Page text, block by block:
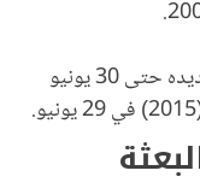
يجدد التفويض (الولاية) سنوياً، وقد تمّ تجديده حتى 30 يونيو